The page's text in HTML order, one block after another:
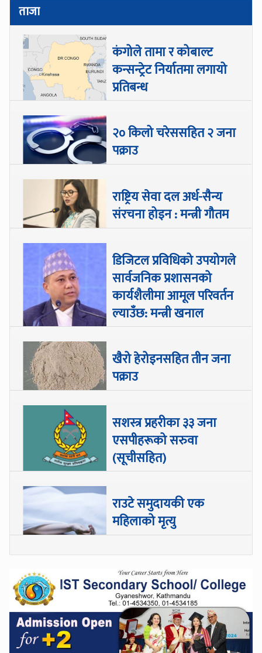
ताजा
कंगोले तामा र कोबाल्ट
कन्सन्ट्रेट निर्यातमा लगायो
प्रतिबन्ध
२० किलो चरेससहित २ जना
पक्राउ
राष्ट्रिय सेवा दल अर्ध-सैन्य
संरचना होइन : मन्त्री गौतम
डिजिटल प्रविधिको उपयोगले
सार्वजनिक प्रशासनको
कार्यशैलीमा आमूल परिवर्तन
ल्याउँछ: मन्त्री खनाल
खैरो हेरोइनसहित तीन जना
पक्राउ
सशस्त्र प्रहरीका ३३ जना
एसपीहरूको सरुवा
(सूचीसहित)
राउटे समुदायकी एक
महिलाको मृत्यु